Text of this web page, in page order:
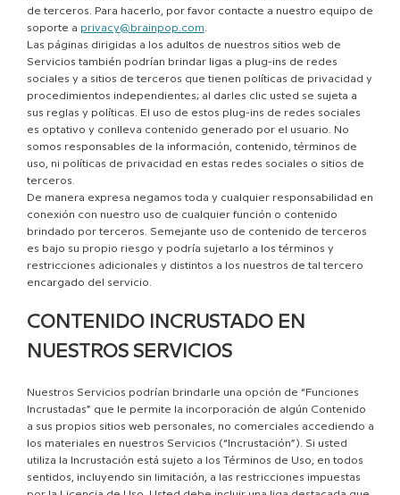
de terceros. Para hacerlo, por favor contacte a nuestro equipo de
soporte a privacy@brainpop.com
Las páginas dirigidas a los adultos de nuestros sitios web de
Servicios también podrían brindar ligas a plug-ins de redes
sociales y a sitios de terceros que tienen políticas de privacidad y
procedimientos independientes; al darles clic usted se sujeta a
sus reglas y políticas. El uso de estos plug-ins de redes sociales
es optativo y conlleva contenido generado por el usuario. No
somos responsables de la información, contenido, términos de
uso, ni políticas de privacidad en estas redes sociales o sitios de
terceros.
De manera expresa negamos toda y cualquier responsabilidad en
conexión con nuestro uso de cualquier función o contenido
brindado por terceros. Semejante uso de contenido de terceros
es bajo su propio riesgo y podría sujetarlo a los términos y
restricciones adicionales y distintos a los nuestros de tal tercero
encargado del servicio.
CONTENIDO INCRUSTADO EN
NUESTROS SERVICIOS
Nuestros Servicios podrían brindarle una opción de “Funciones
Incrustadas” que le permite la incorporación de algún Contenido
a sus propios sitios web personales, no comerciales accediendo a
los materiales en nuestros Servicios (“Incrustación”). Si usted
utiliza la Incrustación está sujeto a los Términos de Uso, en todos
sentidos, incluyendo sin limitación, a las restricciones impuestas